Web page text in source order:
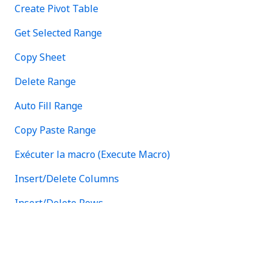
Create Pivot Table
Get Selected Range
Copy Sheet
Delete Range
Auto Fill Range
Copy Paste Range
Exécuter la macro (Execute Macro)
Insert/Delete Columns
Insert/Delete Rows